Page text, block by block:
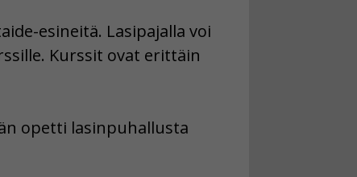
esineitä. Lasipajalla voi
Kurssit ovat erittäin
opetti lasinpuhallusta